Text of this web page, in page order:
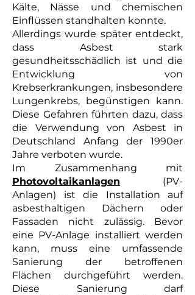
Kälte, Nässe und chemischen
Einflüssen standhalten konnte.
Allerdings wurde später entdeckt,
dass Asbest stark
gesundheitsschädlich ist und die
Entwicklung von
Krebserkrankungen, insbesondere
Lungenkrebs, begünstigen kann.
Diese Gefahren führten dazu, dass
die Verwendung von Asbest in
Deutschland Anfang der 1990er
Jahre verboten wurde.
Im Zusammenhang mit
Photovoltaikanlagen
(PV-
Anlagen) ist die Installation auf
asbesthaltigen Dächern oder
Fassaden nicht zulässig. Bevor
eine PV-Anlage installiert werden
kann, muss eine umfassende
Sanierung der betroffenen
Flächen durchgeführt werden.
Diese Sanierung darf